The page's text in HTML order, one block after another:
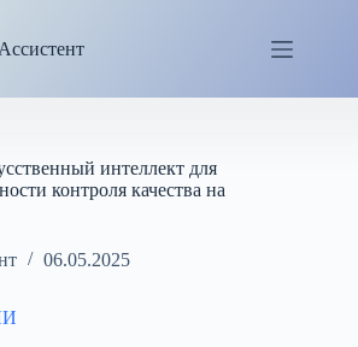
интеллект для
контроля качества на
06.05.2025